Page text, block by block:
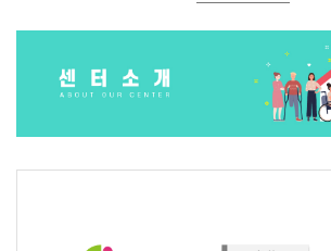
2026년 원주장애인자립생활센터 사회복지사
2026년 중증장애인동료상담사업 동료상담가
2026년 중증장애인강원형일자리사업 참여자